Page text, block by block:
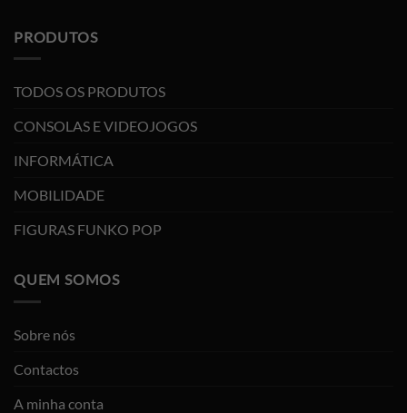
PRODUTOS
TODOS OS PRODUTOS
CONSOLAS E VIDEOJOGOS
INFORMÁTICA
MOBILIDADE
FIGURAS FUNKO POP
QUEM SOMOS
Sobre nós
Contactos
A minha conta